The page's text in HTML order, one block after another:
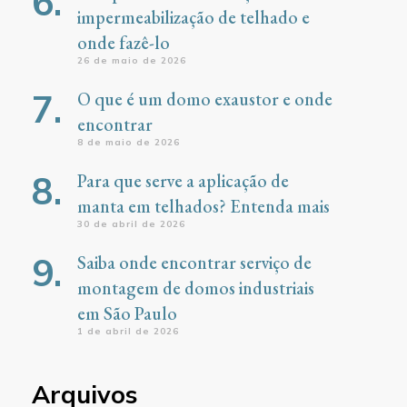
impermeabilização de telhado e
onde fazê-lo
26 de maio de 2026
O que é um domo exaustor e onde
encontrar
8 de maio de 2026
Para que serve a aplicação de
manta em telhados? Entenda mais
30 de abril de 2026
Saiba onde encontrar serviço de
montagem de domos industriais
em São Paulo
1 de abril de 2026
Arquivos